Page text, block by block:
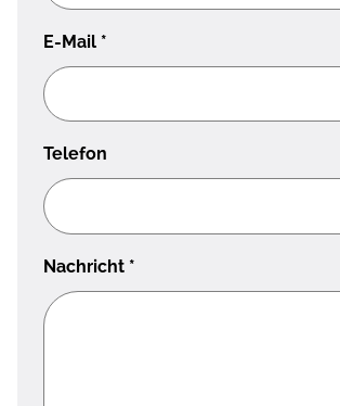
E-Mail *
Telefon
Nachricht *